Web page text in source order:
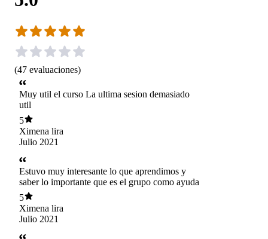
(47 evaluaciones)
Muy util el curso La ultima sesion demasiado
util
5
Ximena lira
Julio 2021
Estuvo muy interesante lo que aprendimos y
saber lo importante que es el grupo como ayuda
5
Ximena lira
Julio 2021